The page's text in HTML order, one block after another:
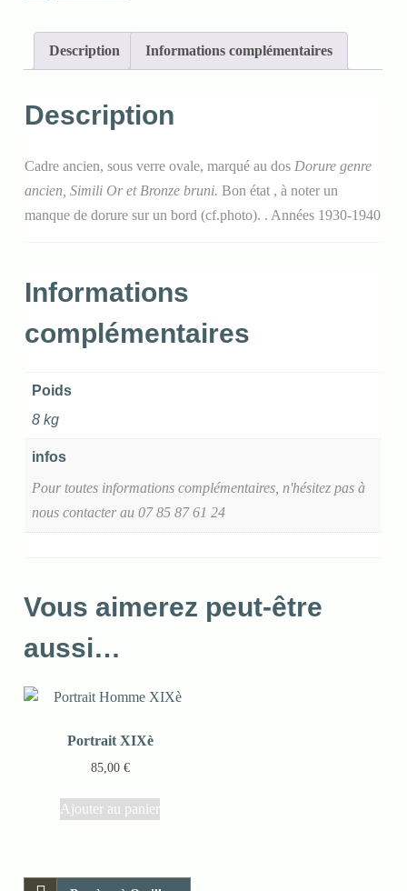
Description Informations complémentaires
Description
Cadre ancien, sous verre ovale, marqué au dos Dorure genre
ancien, Simili Or et Bronze bruni.Bon état , à noter un
manque de dorure sur un bord (cf.photo). . Années 1930-1940
Informations
complémentaires
Poids
8 kg
infos
Pour toutes informations complémentaires, n'hésitez pas à
nous contacter au 07 85 87 61 24
Vous aimerez peut-être
aussi…
Portrait XIXè
85,00 €
Ajouter au panier